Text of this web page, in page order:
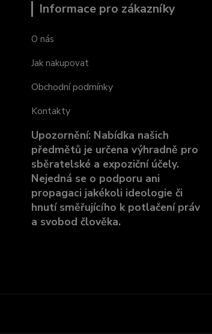
Informace pro zákazníky
O nás
Jak nakupovat
Obchodní podmínky
Kontakty
Upozornění: Nabídka našich
předmětů je určena výhradně pro
sběratelské a expoziční účely.
Nejedná se o podporu ani
propagaci jakékoli ideologie či
hnutí směřujícího k potlačení práv
a svobod člověka.